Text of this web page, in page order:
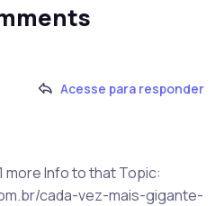
Acesse para responder
more Info to that Topic:
cada-vez-mais-gigante-